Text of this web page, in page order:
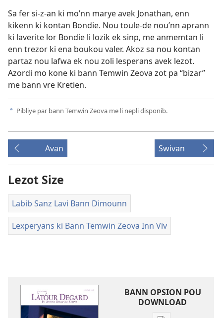
Sa fer si-z-an ki mo’nn marye avek Jonathan, enn
kikenn ki kontan Bondie. Nou toule-de nou’nn aprann
ki laverite lor Bondie li lozik ek sinp, me anmemtan li
enn trezor ki ena boukou valer. Akoz sa nou kontan
partaz nou lafwa ek nou zoli lesperans avek lezot.
Azordi mo kone ki bann Temwin Zeova zot pa “bizar”
me bann vre Kretien.
a Pibliye par bann Temwin Zeova me li nepli disponib.
Avan Swivan
Lezot Size
Labib Sanz Lavi Bann Dimounn
Lexperyans ki Bann Temwin Zeova Inn Viv
BANN OPSION POU
DOWNLOAD